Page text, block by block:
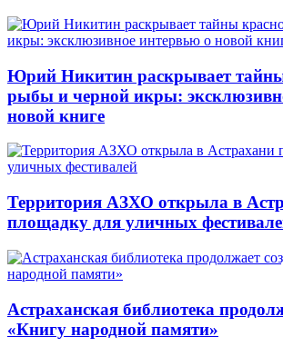
Юрий Никитин раскрывает
рыбы и черной икры:
новой книге
Территория АЗХО открыла в
площадку для уличных
Астраханская библиотека
«Книгу народной памяти»